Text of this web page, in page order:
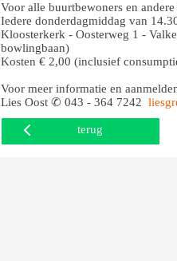
Voor alle buurtbewoners en
Iedere donderdagmiddag van
Kloosterkerk - Oosterweg 1 -
bowlingbaan)
Kosten € 2,00 (inclusief
Voor meer informatie en
Lies Oost ✆ 043 - 364 7242
terug